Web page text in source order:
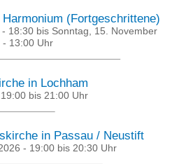
(Fortgeschrittene)
18:30bis Sonntag, 15. November
- 13:00 Uhr
in Lochham
19:00bis 21:00Uhr
in Passau / Neustift
- 19:00 bis 20:30 Uhr